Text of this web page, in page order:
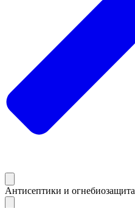
Антисептики и огнебиозащита